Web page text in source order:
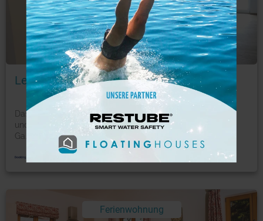
Foto: © booking.com
Lea am See
Das Lea am See bietet eine Terrasse, kostenfreies WLAN
und Gartenblick. Dieses Apartment verfügt über einen
Ga
Ferienwohnung